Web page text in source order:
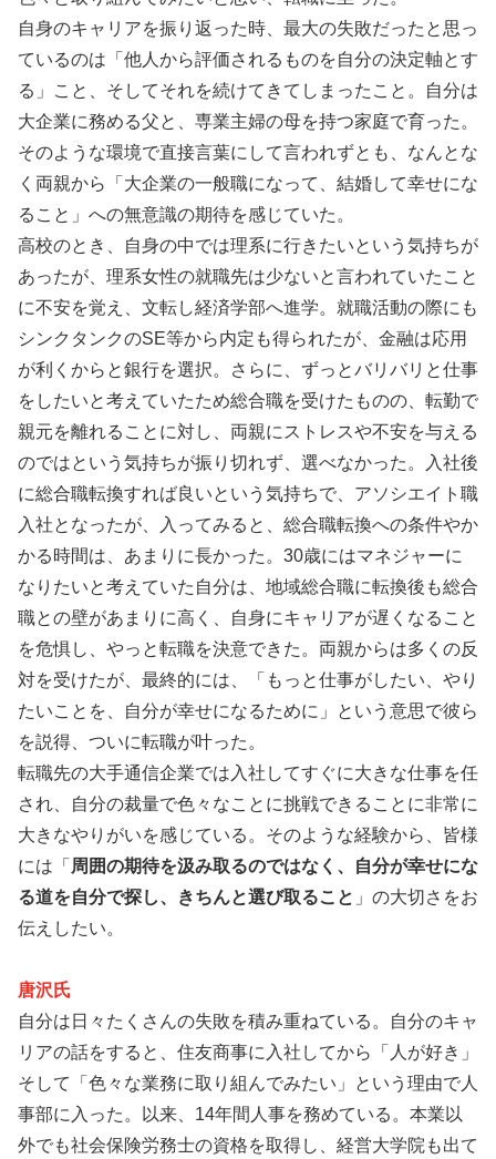
自身のキャリアを振り返った時、最大の失敗だったと思っ
ているのは「他人から評価されるものを自分の決定軸とす
る」こと、そしてそれを続けてきてしまったこと。自分は
大企業に務める父と、専業主婦の母を持つ家庭で育った。
そのような環境で直接言葉にして言われずとも、なんとな
く両親から「大企業の一般職になって、結婚して幸せにな
ること」への無意識の期待を感じていた。
高校のとき、自身の中では理系に行きたいという気持ちが
あったが、理系女性の就職先は少ないと言われていたこと
に不安を覚え、文転し経済学部へ進学。就職活動の際にも
シンクタンクのSE等から内定も得られたが、金融は応用
が利くからと銀行を選択。さらに、ずっとバリバリと仕事
をしたいと考えていたため総合職を受けたものの、転勤で
親元を離れることに対し、両親にストレスや不安を与える
のではという気持ちが振り切れず、選べなかった。入社後
に総合職転換すれば良いという気持ちで、アソシエイト職
入社となったが、入ってみると、総合職転換への条件やか
かる時間は、あまりに長かった。30歳にはマネジャーに
なりたいと考えていた自分は、地域総合職に転換後も総合
職との壁があまりに高く、自身にキャリアが遅くなること
を危惧し、やっと転職を決意できた。両親からは多くの反
対を受けたが、最終的には、「もっと仕事がしたい、やり
たいことを、自分が幸せになるために」という意思で彼ら
を説得、ついに転職が叶った。
転職先の大手通信企業では入社してすぐに大きな仕事を任
され、自分の裁量で色々なことに挑戦できることに非常に
大きなやりがいを感じている。そのような経験から、皆様
には「 周囲の期待を汲み取るのではなく、自分が幸せにな
る道を自分で探し、きちんと選び取ること 」の大切さをお
伝えしたい。
唐沢氏
自分は日々たくさんの失敗を積み重ねている。自分のキャ
リアの話をすると、住友商事に入社してから「人が好き」
そして「色々な業務に取り組んでみたい」という理由で人
事部に入った。以来、14年間人事を務めている。本業以
外でも社会保険労務士の資格を取得し、経営大学院も出て